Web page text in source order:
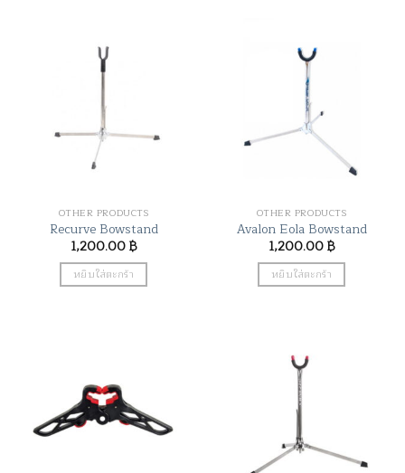
OTHER PRODUCTS
Recurve Bowstand
1,200.00฿
หยิบใส่ตะกร้า
OTHER PRODUCTS
Avalon Eola Bowstand
1,200.00฿
หยิบใส่ตะกร้า